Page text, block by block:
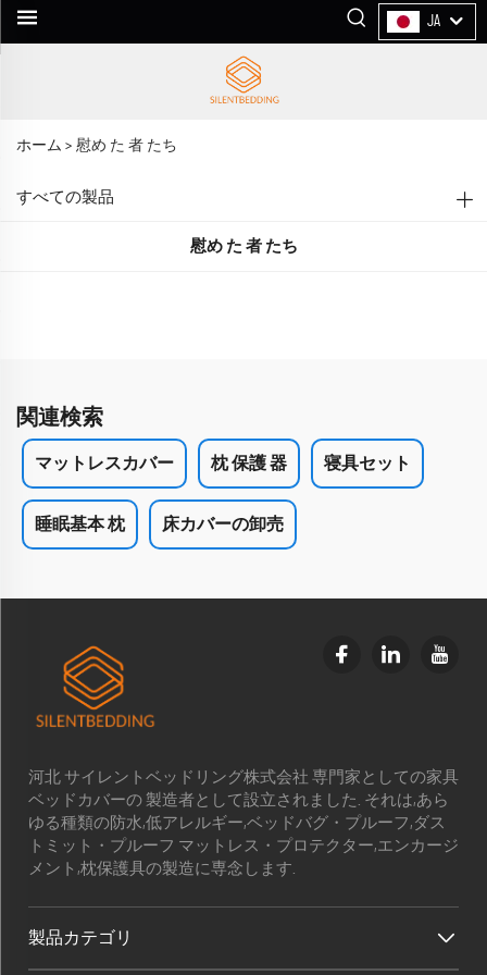
JA
ホーム > 慰め た 者 たち
すべての製品
慰め た 者 たち
関連検索
マットレスカバー 枕 保護 器 寝具セット
睡眠基本 枕 床カバーの卸売
河北 サイレントベッドリング株式会社 専門家としての家具
ベッドカバーの 製造者として設立されました. それは,あら
ゆる種類の防水,低アレルギー,ベッドバグ・プルーフ,ダス
トミット・プルーフ マットレス・プロテクター,エンカージ
メント,枕保護具の製造に専念します.
製品カテゴリ